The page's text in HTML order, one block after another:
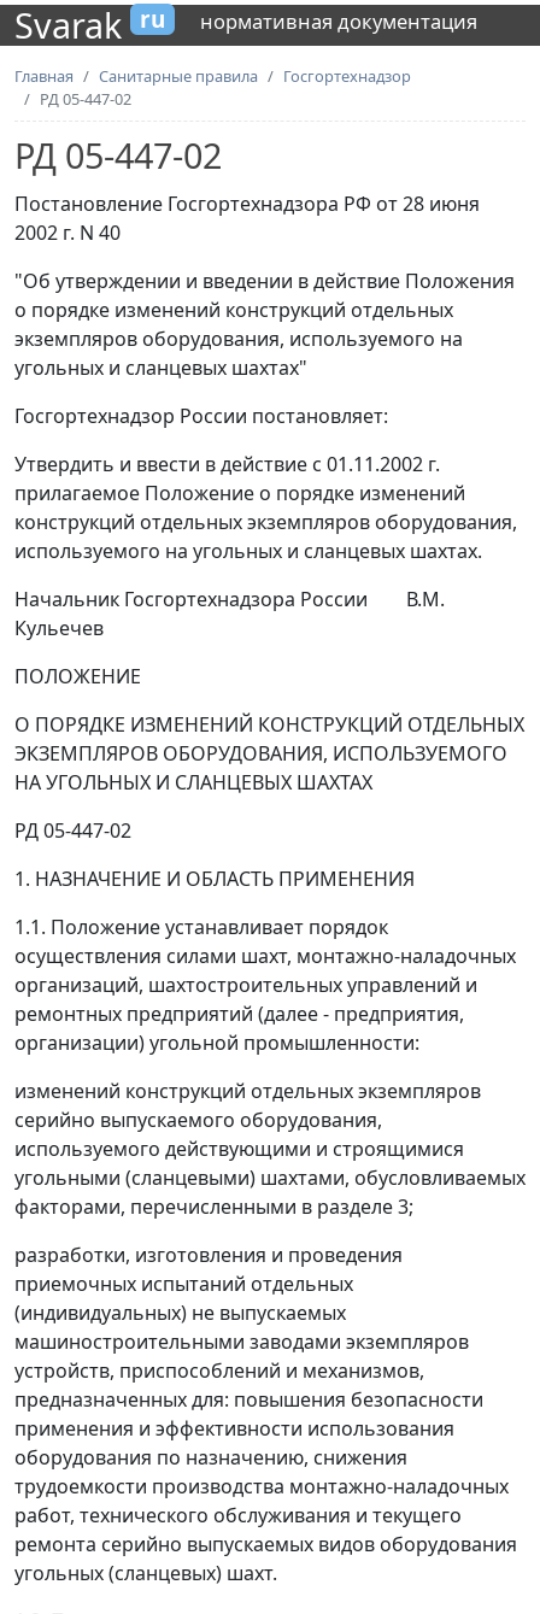
Svarak ru нормативная документация
Главная Санитарные правила
Госгортехнадзор
РД 05-447-02
РД 05-447-02
Постановление Госгортехнадзора РФ от 28 июня
2002 г. N 40
"Об утверждении и введении в действие Положения
о порядке изменений конструкций отдельных
экземпляров оборудования, используемого на
угольных и сланцевых шахтах"
Госгортехнадзор России постановляет:
Утвердить и ввести в действие с 01.11.2002 г.
прилагаемое Положение о порядке изменений
конструкций отдельных экземпляров оборудования,
используемого на угольных и сланцевых шахтах.
Начальник Госгортехнадзора России
В.М.
Кульечев
ПОЛОЖЕНИЕ
О ПОРЯДКЕ ИЗМЕНЕНИЙ КОНСТРУКЦИЙ ОТДЕЛЬНЫХ
ЭКЗЕМПЛЯРОВ ОБОРУДОВАНИЯ, ИСПОЛЬЗУЕМОГО
НА УГОЛЬНЫХ И СЛАНЦЕВЫХ ШАХТАХ
РД 05-447-02
1. НАЗНАЧЕНИЕ И ОБЛАСТЬ ПРИМЕНЕНИЯ
1.1. Положение устанавливает порядок
осуществления силами шахт, монтажно-наладочных
организаций, шахтостроительных управлений и
ремонтных предприятий (далее - предприятия,
организации) угольной промышленности:
изменений конструкций отдельных экземпляров
серийно выпускаемого оборудования,
используемого действующими и строящимися
угольными (сланцевыми) шахтами, обусловливаемых
факторами, перечисленными в разделе 3;
разработки, изготовления и проведения
приемочных испытаний отдельных
(индивидуальных) не выпускаемых
машиностроительными заводами экземпляров
устройств, приспособлений и механизмов,
предназначенных для: повышения безопасности
применения и эффективности использования
оборудования по назначению, снижения
трудоемкости производства монтажно-наладочных
работ, технического обслуживания и текущего
ремонта серийно выпускаемых видов оборудования
угольных (сланцевых) шахт.